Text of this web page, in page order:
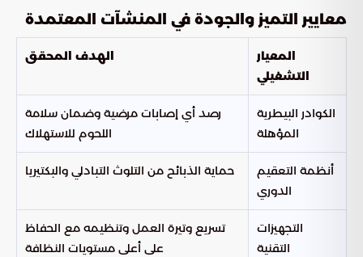
معايير التميز والجودة في المنشآت المعتمدة
المعيار
التشغيلي
الهدف المحقق
الكوادر البيطرية
المؤهلة
رصد أي إصابات مرضية وضمان سلامة
اللحوم للاستهلاك
أنظمة التعقيم
الدوري
حماية الذبائح من التلوث التبادلي والبكتيريا
التجهيزات
التقنية
تسريع وتيرة العمل وتنظيمه مع الحفاظ
على أعلى مستويات النظافة